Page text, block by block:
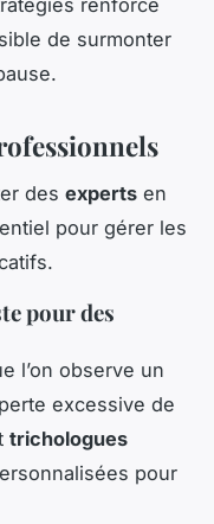
de surmonter
des experts en
pour gérer les
pour des
l’on observe un
excessive de
trichologues
pour